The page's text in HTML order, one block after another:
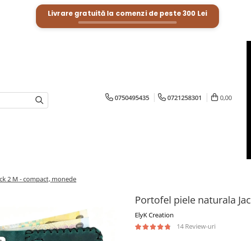
Livrare gratuită la comenzi de peste300 Lei
0750495435 0721258301 0,00
2 M - compact, monede
Portofel piele naturala
ElyK Creation
14 Review-uri